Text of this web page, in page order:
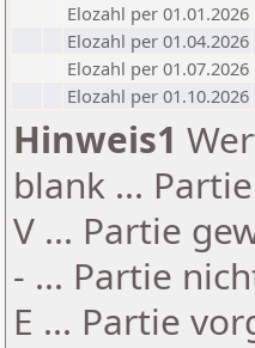
Elozahl per 01.01.2026
Elozahl per 01.04.2026
Elozahl per 01.07.2026
Elozahl per 01.10.2026
Hinweis1
blank ...
V ... Partie
- ... Partie
E ... Partie